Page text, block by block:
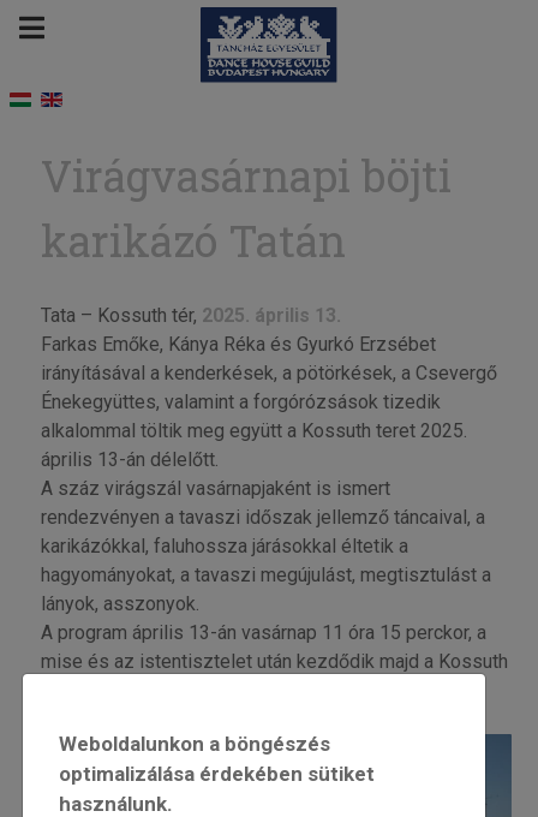
Virágvasárnapi böjti
karikázó Tatán
Tata – Kossuth tér, 2025. április 13.
Farkas Emőke, Kánya Réka és Gyurkó Erzsébet
irányításával a kenderkések, a pötörkések, a Csevergő
Énekegyüttes, valamint a forgórózsások tizedik
alkalommal töltik meg együtt a Kossuth teret 2025.
április 13-án délelőtt.
A száz virágszál vasárnapjaként is ismert
rendezvényen a tavaszi időszak jellemző táncaival, a
karikázókkal, faluhossza járásokkal éltetik a
hagyományokat, a tavaszi megújulást, megtisztulást a
lányok, asszonyok.
A program április 13-án vasárnap 11 óra 15 perckor, a
mise és az istentisztelet után kezdődik majd a Kossuth
Weboldalunkon a böngészés
optimalizálása érdekében sütiket
használunk.